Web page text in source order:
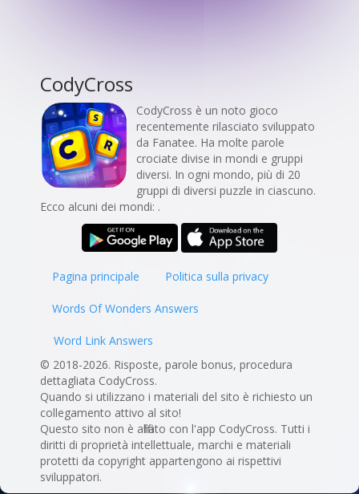
CodyCross
CodyCross è un noto gioco
recentemente rilasciato sviluppato
da Fanatee. Ha molte parole
crociate divise in mondi e gruppi
diversi. In ogni mondo, più di 20
gruppi di diversi puzzle in ciascuno.
Ecco alcuni dei mondi: .
Pagina principale Politica sulla privacy
Words Of Wonders Answers
Word Link Answers
© 2018-2026. Risposte, parole bonus, procedura
dettagliata CodyCross.
Quando si utilizzano i materiali del sito è richiesto un
collegamento attivo al sito!
Questo sito non è affiliato con l'app CodyCross. Tutti i
diritti di proprietà intellettuale, marchi e materiali
protetti da copyright appartengono ai rispettivi
sviluppatori.